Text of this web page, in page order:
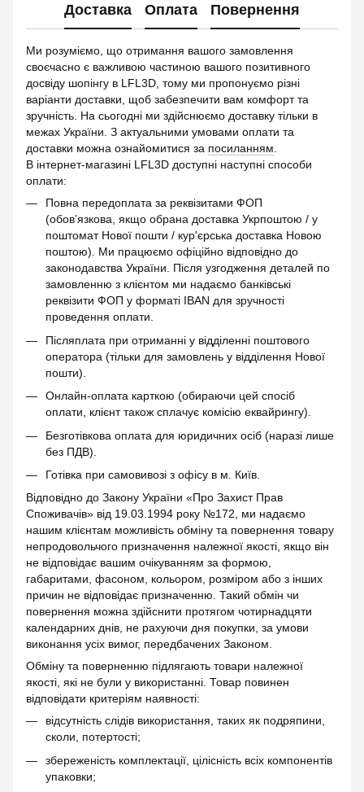
Доставка Оплата Повернення
Ми розуміємо, що отримання вашого замовлення
своєчасно є важливою частиною вашого позитивного
досвіду шопінгу в LFL3D, тому ми пропонуємо різні
варіанти доставки, щоб забезпечити вам комфорт та
зручність. На сьогодні ми здійснюємо доставку тільки в
межах України. З актуальними умовами оплати та
доставки можна ознайомитися за посиланням.
В інтернет-магазині LFL3D доступні наступні способи
оплати:
Повна передоплата за реквізитами ФОП
(обов’язкова, якщо обрана доставка Укрпоштою / у
поштомат Нової пошти / кур'єрська доставка Новою
поштою). Ми працюємо офіційно відповідно до
законодавства України. Після узгодження деталей по
замовленню з клієнтом ми надаємо банківські
реквізити ФОП у форматі IBAN для зручності
проведення оплати.
Післяплата при отриманні у відділенні поштового
оператора (тільки для замовлень у відділення Нової
пошти).
Онлайн-оплата карткою (обираючи цей спосіб
оплати, клієнт також сплачує комісію еквайрингу).
Безготівкова оплата для юридичних осіб (наразі лише
без ПДВ).
Готівка при самовивозі з офісу в м. Київ.
Відповідно до Закону України «Про Захист Прав
Споживачів» від 19.03.1994 року №172, ми надаємо
нашим клієнтам можливість обміну та повернення товару
непродовольчого призначення належної якості, якщо він
не відповідає вашим очікуванням за формою,
габаритами, фасоном, кольором, розміром або з інших
причин не відповідає призначенню. Такий обмін чи
повернення можна здійснити протягом чотирнадцяти
календарних днів, не рахуючи дня покупки, за умови
виконання усіх вимог, передбачених Законом.
Обміну та поверненню підлягають товари належної
якості, які не були у використанні. Товар повинен
відповідати критеріям наявності:
відсутність слідів використання, таких як подряпини,
сколи, потертості;
збереженість комплектації, цілісність всіх компонентів
упаковки;